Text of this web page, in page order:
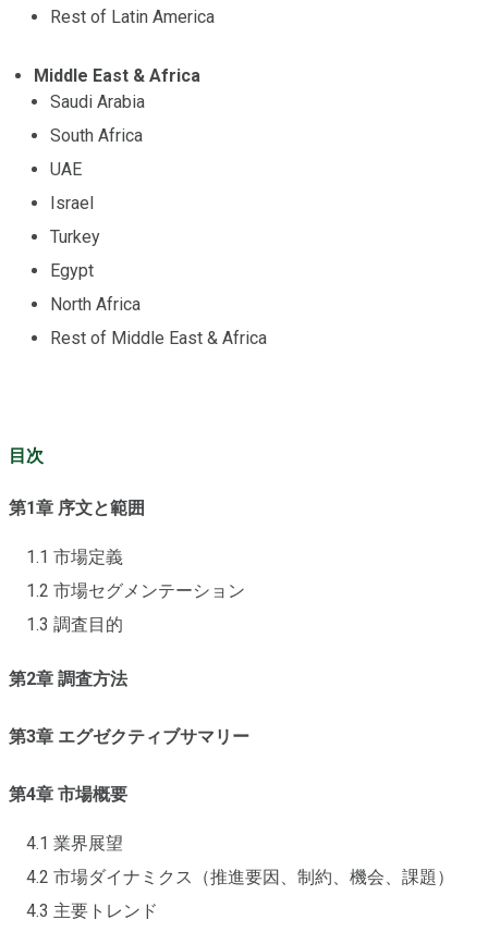
Rest of Latin America
Middle East & Africa
Saudi Arabia
South Africa
UAE
Israel
Turkey
Egypt
North Africa
Rest of Middle East & Africa
目次
第1章 序文と範囲
1.1 市場定義
1.2 市場セグメンテーション
1.3 調査目的
第2章 調査方法
第3章 エグゼクティブサマリー
第4章 市場概要
4.1 業界展望
4.2 市場ダイナミクス（推進要因、制約、機会、課題）
4.3 主要トレンド